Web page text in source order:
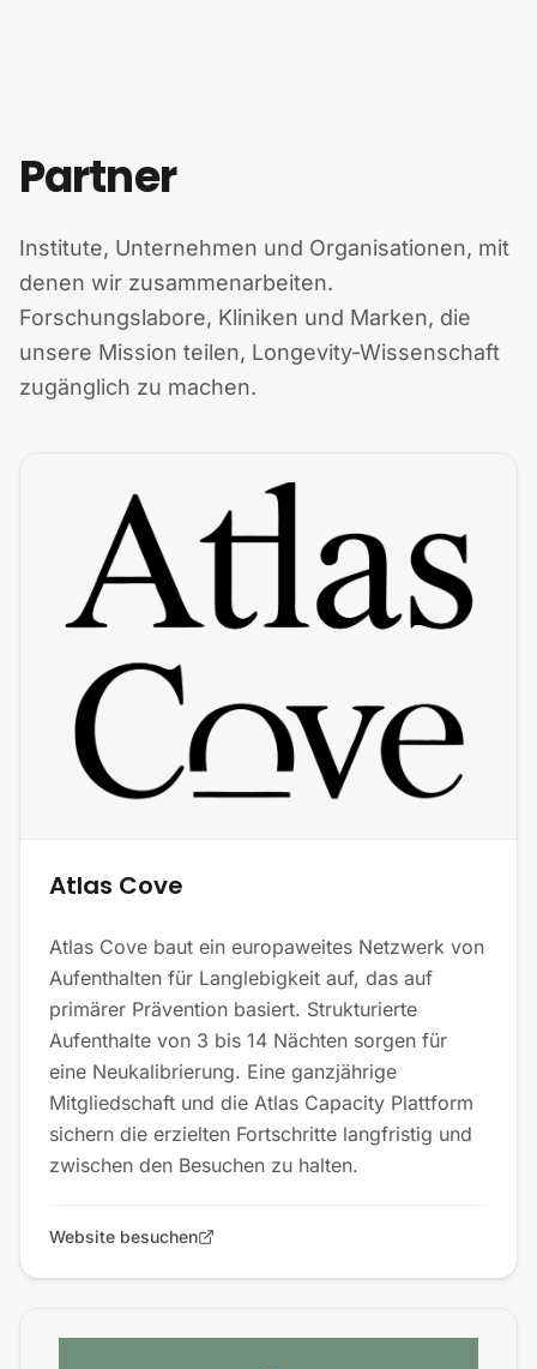
Partner
Institute, Unternehmen und Organisationen, mit
denen wir zusammenarbeiten.
Forschungslabore, Kliniken und Marken, die
unsere Mission teilen, Longevity-Wissenschaft
zugänglich zu machen.
Atlas Cove
Atlas Cove baut ein europaweites Netzwerk von
Aufenthalten für Langlebigkeit auf, das auf
primärer Prävention basiert. Strukturierte
Aufenthalte von 3 bis 14 Nächten sorgen für
eine Neukalibrierung. Eine ganzjährige
Mitgliedschaft und die Atlas Capacity Plattform
sichern die erzielten Fortschritte langfristig und
zwischen den Besuchen zu halten.
Website besuchen